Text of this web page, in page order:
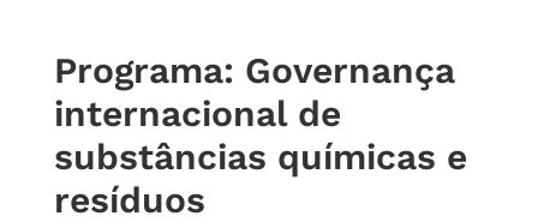
Programa: Governança
internacional de
substâncias químicas e
resíduos